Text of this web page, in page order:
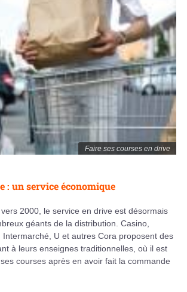
Faire ses courses en drive
: un service économique
2000, le service en drive est désormais
géants de la distribution. Casino,
Intermarché, U et autres Cora proposent des
à leurs enseignes traditionnelles, où il est
courses après en avoir fait la commande